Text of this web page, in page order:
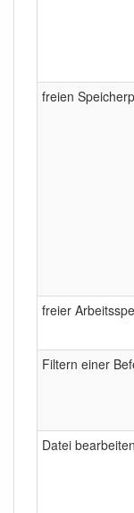
freien
freier
Filtern einer
Datei